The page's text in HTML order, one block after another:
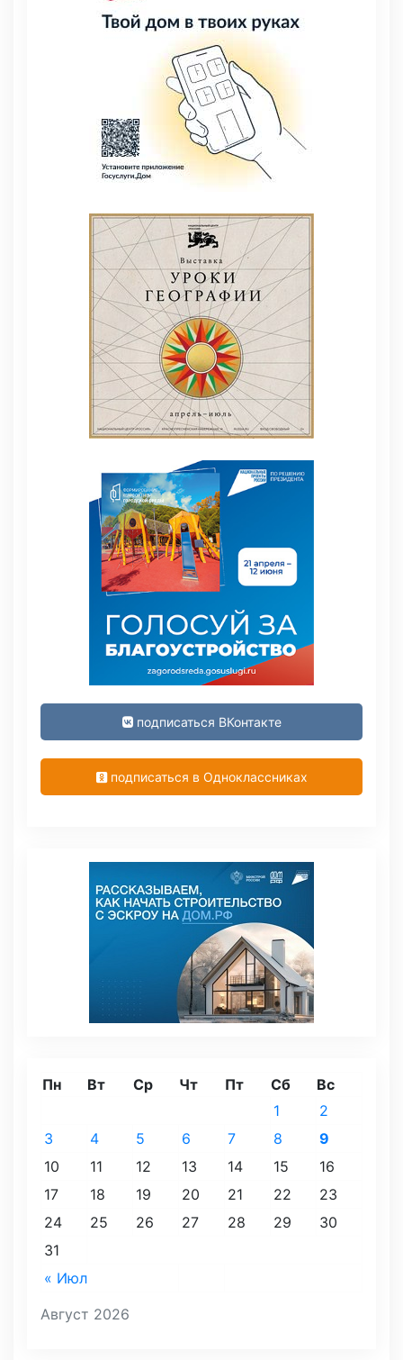
подписаться ВКонтакте
подписаться в Одноклассниках
Август 2026
Пн Вт Ср Чт Пт Сб Вс
« Июл
1
2
3
4 5 6 7 8
9
10
11 12 13 14 15
16
17
18 19 20 21 22
23
24
25 26 27 28 29
30
31